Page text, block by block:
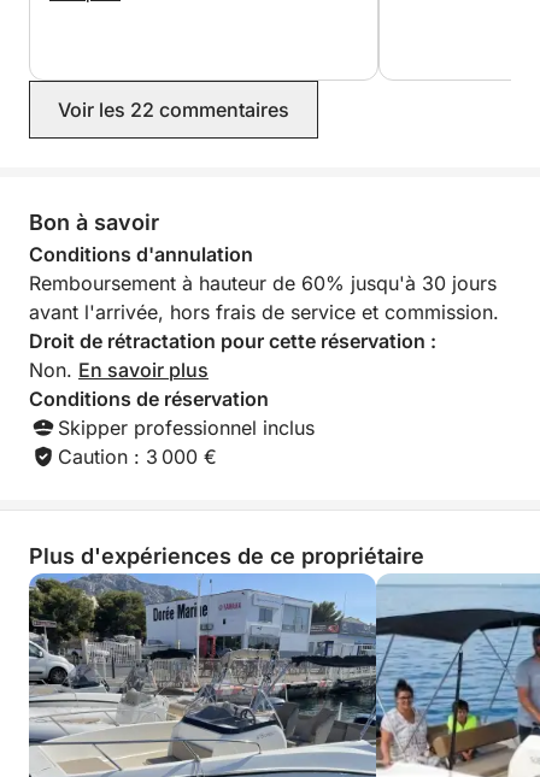
propriétaire, communication fluide et
rapide et prix sans surprise. Je
recommande sans hésiter ! Encore
Voir les 22 commentaires
Bon à savoir
Conditions d'annulation
Remboursement à hauteur de 60% jusqu'à 30 jours
avant l'arrivée, hors frais de service et commission.
Droit de rétractation pour cette réservation :
Non. En savoir plus
Conditions de réservation
Skipper professionnel inclus
Caution : 3 000 €
Plus d'expériences de ce propriétaire